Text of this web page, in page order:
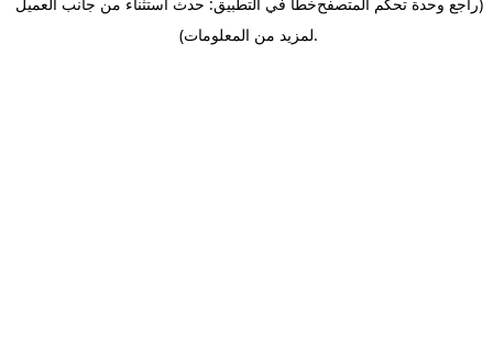
لمزيد من المعلومات).